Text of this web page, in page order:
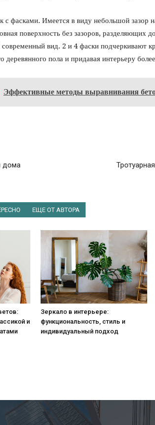
с фасками. Имеется в виду небольшой зазор
поверхность без зазоров, разделяющих
вид. 2 и 4 фаски подчеркивают
деревянного пола и придавая интерьеру
Эффективные методы выравнивания
дома
ЕЩЕ ОТ АВТОРА
и
Зеркало в интерьере:
функциональность, стиль и
индивидуальный подход